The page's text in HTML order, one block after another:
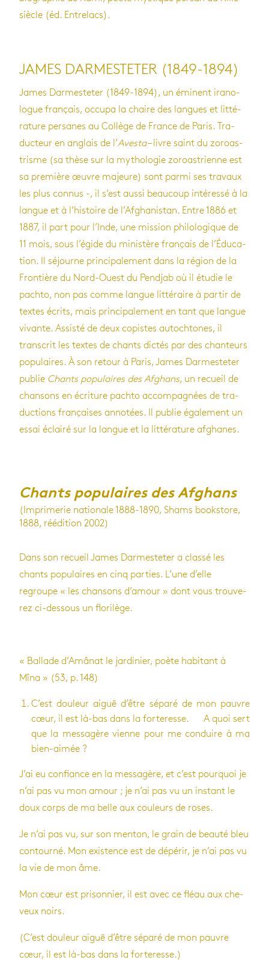
siècle (éd. Entre­lacs).
JAMES DARMESTETER (1849-1894)
James Dar­mes­te­ter (1849-1894), un émi­nent ira­no­
logue fran­çais, occupa la chaire des langues et lit­té­
ra­ture per­sanes au Col­lège de France de Paris. Tra­
duc­teur en anglais de l’Avesta– livre saint du zoroas­
trisme (sa thèse sur la mytho­lo­gie zoroas­trienne est
sa pre­mière œuvre majeure) sont parmi ses tra­vaux
les plus connus -, il s’est aussi beau­coup inté­ressé à la
langue et à l’his­toire de l’Af­gha­nis­tan. Entre 1886 et
1887, il part pour l’Inde, une mis­sion phi­lo­lo­gique de
11 mois, sous l’égide du minis­tère fran­çais de l’Édu­ca­
tion. Il séjourne prin­ci­pa­le­ment dans la région de la
Fron­tière du Nord-Ouest du Pend­jab où il étu­die le
pachto, non pas comme langue lit­té­raire à par­tir de
textes écrits, mais prin­ci­pa­le­ment en tant que langue
vivante. Assisté de deux copistes autoch­tones, il
trans­crit les textes de chants dic­tés par des chan­teurs
popu­laires. À son retour à Paris, James Dar­mes­te­ter
publie Chants popu­laires des Afghans, un recueil de
chan­sons en écri­ture pachto accom­pa­gnées de tra­
duc­tions fran­çaises anno­tées. Il publie éga­le­ment un
essai éclairé sur la langue et la lit­té­ra­ture afghanes.
Chants populaires des Afghans
(Imprimerie nationale 1888-1890, Shams bookstore,
1888, réédition 2002)
Dans son recueil James Dar­mes­te­ter a classé les
chants popu­laires en cinq par­ties. L’une d’elle
regroupe « les chan­sons d’amour » dont vous trou­ve­
rez ci-des­sous un flo­ri­lège.
« Bal­lade d’Amâ­nat le jar­di­nier, poète habi­tant à
Mîna » (53, p. 148)
C’est dou­leur aiguë d’être séparé de mon pauvre
cœur, il est là-bas dans la for­te­resse. A quoi sert
que la mes­sa­gère vienne pour me conduire à ma
bien-aimée ?
J’ai eu confiance en la mes­sa­gère, et c’est pour­quoi je
n’ai pas vu mon amour ; je n’ai pas vu un ins­tant le
doux corps de ma belle aux cou­leurs de roses.
Je n’ai pas vu, sur son men­ton, le grain de beauté bleu
contourné. Mon exis­tence est de dépé­rir, je n’ai pas vu
la vie de mon âme.
Mon cœur est pri­son­nier, il est avec ce fléau aux che­
veux noirs.
(C’est dou­leur aiguë d’être séparé de mon pauvre
cœur, il est là-bas dans la for­te­resse.)